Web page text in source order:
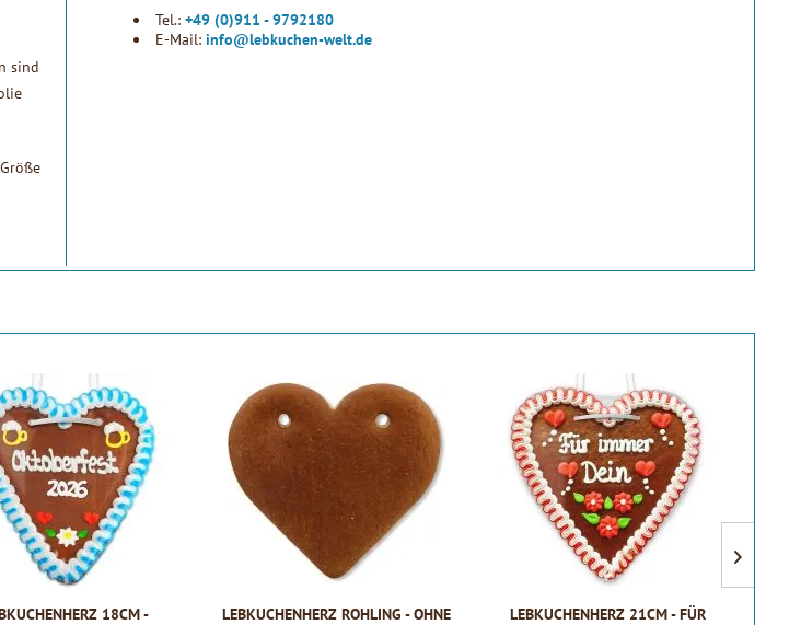
sind
Tel.: +49 (0)911 - 9792180
E-Mail: info@lebkuchen-welt.de
18CM -
LEBKUCHENHERZ ROHLING - OHNE
LEBKUCHENHERZ 21CM - FÜR